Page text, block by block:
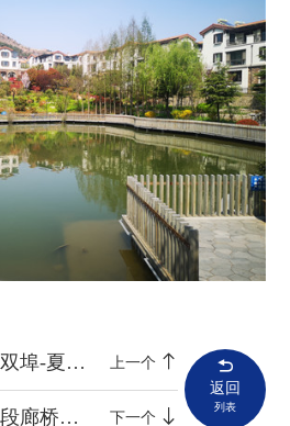
新机场高速连接线（双埠-夏庄段）工程 上一个
胶州市南中轴澳门路段廊桥工程 下一个
返回
列表